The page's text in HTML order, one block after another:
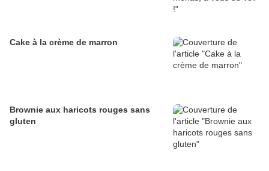
Cake à la crème de marron
Brownie aux haricots rouges sans
gluten